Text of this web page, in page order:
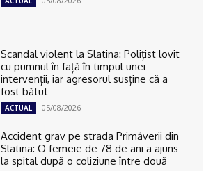
Scandal violent la Slatina: Polițist lovit
cu pumnul în față în timpul unei
intervenții, iar agresorul susține că a
fost bătut
ACTUAL 05/08/2026
Accident grav pe strada Primăverii din
Slatina: O femeie de 78 de ani a ajuns
la spital după o coliziune între două